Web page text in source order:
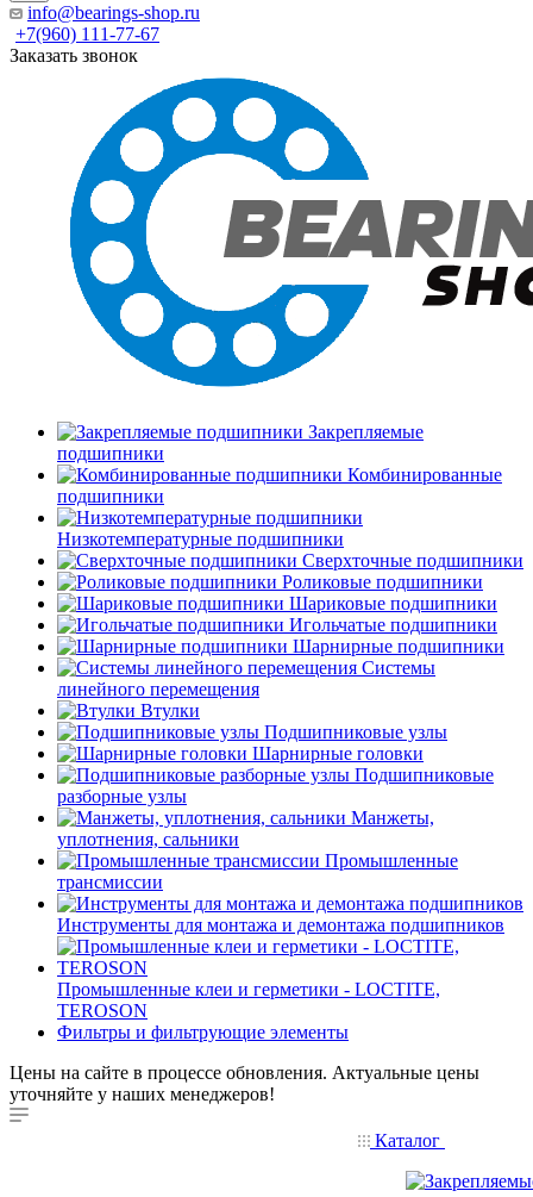
info@bearings-shop.ru
+7(960) 111-77-67
Заказать звонок
Закрепляемые
подшипники
Комбинированные
подшипники
Низкотемпературные подшипники
Сверхточные подшипники
Роликовые подшипники
Шариковые подшипники
Игольчатые подшипники
Шарнирные подшипники
Системы
линейного перемещения
Втулки
Подшипниковые узлы
Шарнирные головки
Подшипниковые
разборные узлы
Манжеты,
уплотнения, сальники
Промышленные
трансмиссии
Инструменты для монтажа и демонтажа подшипников
Промышленные клеи и герметики - LOCTITE,
TEROSON
Фильтры и фильтрующие элементы
Цены на сайте в процессе обновления. Актуальные цены
уточняйте у наших менеджеров!
Каталог